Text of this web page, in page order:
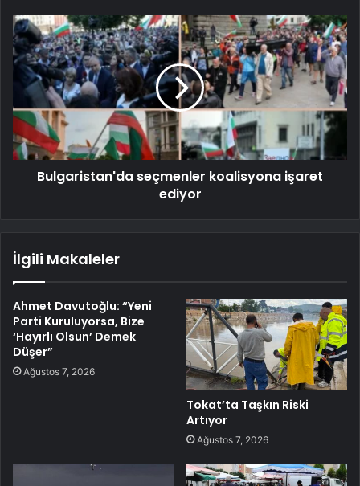
Bulgaristan'da seçmenler koalisyona işaret
ediyor
İlgili Makaleler
Ahmet Davutoğlu: “Yeni
Parti Kuruluyorsa, Bize
‘Hayırlı Olsun’ Demek
Düşer”
Ağustos 7, 2026
Tokat’ta Taşkın Riski
Artıyor
Ağustos 7, 2026